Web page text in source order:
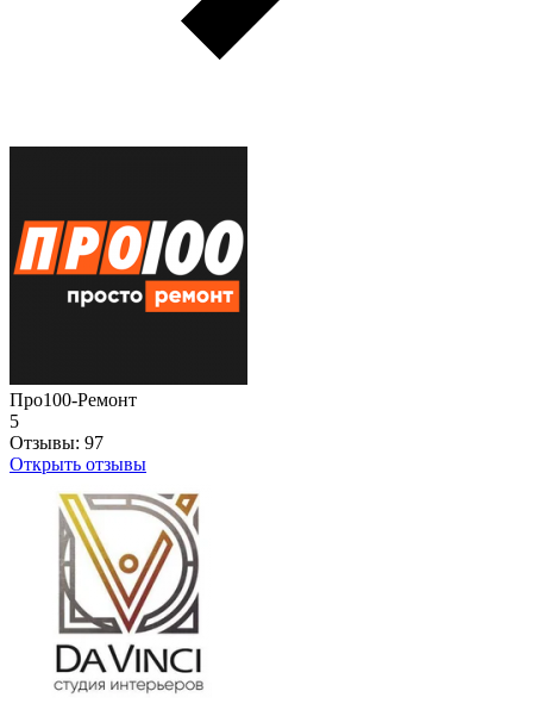
Про100-Ремонт
5
Отзывы: 97
Открыть отзывы